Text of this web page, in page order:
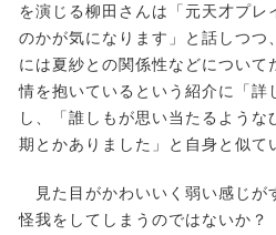
を演じる柳田さんは「元天才プレ
のかが気になります」と話しつつ
には夏紗との関係性などについ
情を抱いているという紹介に「
し、「誰しもが思い当たるよう
期とかありました」と自身と似て
見た目がかわいいく弱い感じが
怪我をしてしまうのではないか